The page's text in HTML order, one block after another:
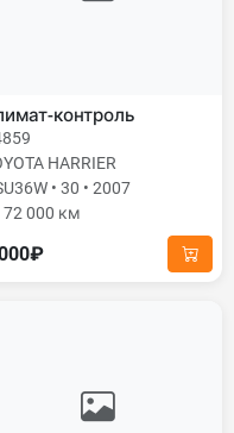
контроль
HARRIER
• 30 • 2007
72 000 км